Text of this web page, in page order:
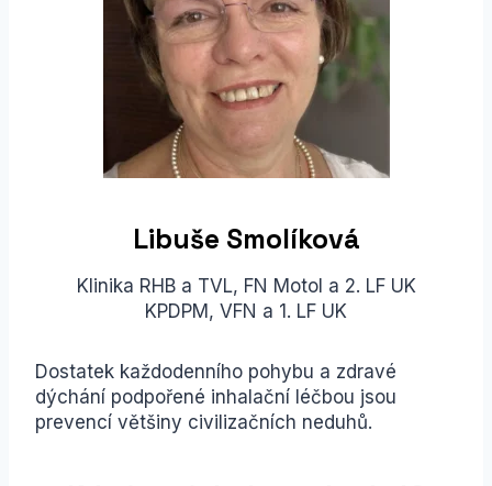
Libuše Smolíková
Klinika RHB a TVL, FN Motol a 2. LF UK
KPDPM, VFN a 1. LF UK
Dostatek každodenního pohybu a zdravé
dýchání podpořené inhalační léčbou jsou
prevencí většiny civilizačních neduhů.